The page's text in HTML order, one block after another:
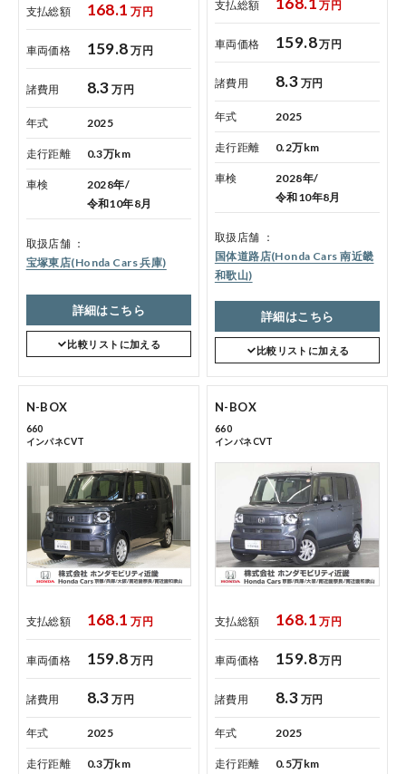
支払総額 168.1 万円
車両価格 159.8 万円
諸費用 8.3 万円
年式 2025
走行距離 0.3万km
車検
2028年/
令和10年8月
取扱店舗
宝塚東店(Honda Cars 兵庫)
詳細はこちら
比較リストに加える
支払総額 万円
車両価格 159.8万円
諸費用 8.3 万円
年式 2025
走行距離 0.2万km
車検
2028年/
令和10年8月
取扱店舗
国体道路店(Honda Cars 南近畿
和歌山)
詳細はこちら
比較リストに加える
N-BOX
660
インパネCVT
支払総額 168.1 万円
車両価格 159.8 万円
諸費用 8.3 万円
年式 2025
走行距離 0.3万km
N-BOX
660
インパネCVT
支払総額 168.1 万円
車両価格 159.8万円
諸費用 8.3 万円
年式 2025
走行距離 0.5万km